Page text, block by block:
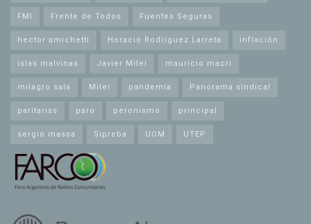
FMI Frente de Todos Fuentes Seguras
hector amichetti Horacio Rodríguez Larreta inflación
islas malvinas Javier Milei mauricio macri
milagro sala Milei pandemia Panorama sindical
paritarias paro peronismo principal
sergio massa Sipreba UOM UTEP